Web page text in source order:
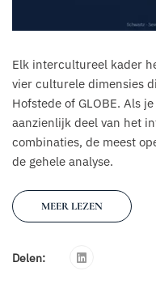
Elk intercultureel kader
vier culturele dimensies
Hofstede of GLOBE. Als
aanzienlijk deel van het
combinaties, de meest
de gehele analyse.
MEER LEZEN
Delen: